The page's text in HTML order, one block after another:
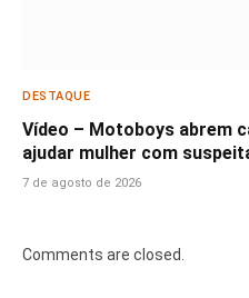
DESTAQUE
Vídeo – Motoboys abrem
ajudar mulher com
7 de agosto de 2026
Comments are closed.